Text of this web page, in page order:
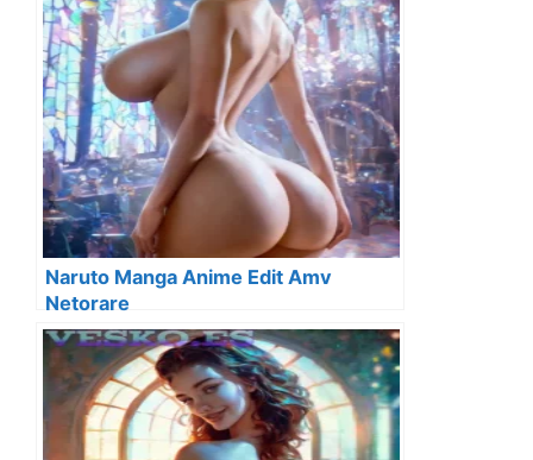
Naruto Manga Anime Edit Amv
Netorare